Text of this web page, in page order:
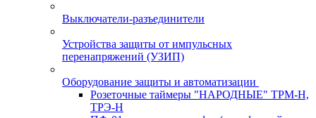
Выключатели-разъединители
Устройства защиты от импульсных
перенапряжений (УЗИП)
Оборудование защиты и автоматизации
Розеточные таймеры "НАРОДНЫЕ" ТРМ-Н,
ТРЭ-Н